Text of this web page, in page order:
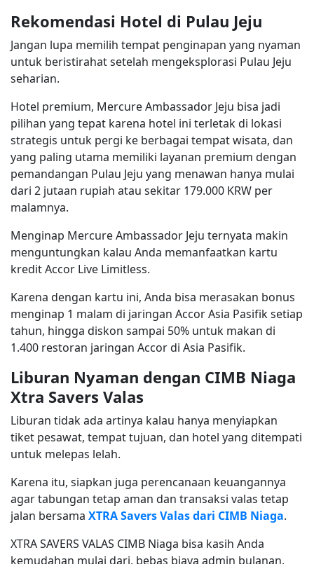
Rekomendasi Hotel di Pulau Jeju
Jangan lupa memilih tempat penginapan yang nyaman
untuk beristirahat setelah mengeksplorasi Pulau Jeju
seharian.
Hotel premium, Mercure Ambassador Jeju bisa jadi
pilihan yang tepat karena hotel ini terletak di lokasi
strategis untuk pergi ke berbagai tempat wisata, dan
yang paling utama memiliki layanan premium dengan
pemandangan Pulau Jeju yang menawan hanya mulai
dari 2 jutaan rupiah atau sekitar 179.000 KRW per
malamnya.
Menginap Mercure Ambassador Jeju ternyata makin
menguntungkan kalau Anda memanfaatkan kartu
kredit Accor Live Limitless.
Karena dengan kartu ini, Anda bisa merasakan bonus
menginap 1 malam di jaringan Accor Asia Pasifik setiap
tahun, hingga diskon sampai 50% untuk makan di
1.400 restoran jaringan Accor di Asia Pasifik.
Liburan Nyaman dengan CIMB Niaga
Xtra Savers Valas
Liburan tidak ada artinya kalau hanya menyiapkan
tiket pesawat, tempat tujuan, dan hotel yang ditempati
untuk melepas lelah.
Karena itu, siapkan juga perencanaan keuangannya
agar tabungan tetap aman dan transaksi valas tetap
jalan bersama XTRA Savers Valas dari CIMB Niaga.
XTRA SAVERS VALAS CIMB Niaga bisa kasih Anda
kemudahan mulai dari, bebas biaya admin bulanan,